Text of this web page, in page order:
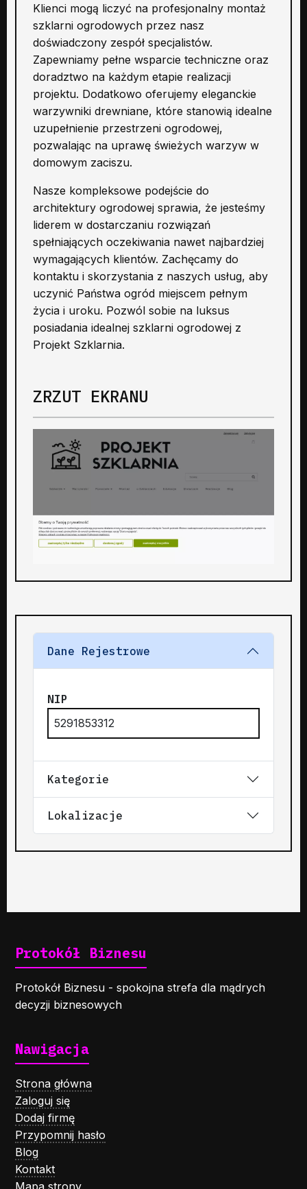
Klienci mogą liczyć na profesjonalny montaż
szklarni ogrodowych przez nasz
doświadczony zespół specjalistów.
Zapewniamy pełne wsparcie techniczne oraz
doradztwo na każdym etapie realizacji
projektu. Dodatkowo oferujemy eleganckie
warzywniki drewniane, które stanowią idealne
uzupełnienie przestrzeni ogrodowej,
pozwalając na uprawę świeżych warzyw w
domowym zaciszu.
Nasze kompleksowe podejście do
architektury ogrodowej sprawia, że jesteśmy
liderem w dostarczaniu rozwiązań
spełniających oczekiwania nawet najbardziej
wymagających klientów. Zachęcamy do
kontaktu i skorzystania z naszych usług, aby
uczynić Państwa ogród miejscem pełnym
życia i uroku. Pozwól sobie na luksus
posiadania idealnej szklarni ogrodowej z
Projekt Szklarnia.
ZRZUT EKRANU
Dane Rejestrowe
NIP
5291853312
Kategorie
Lokalizacje
Protokół Biznesu
Protokół Biznesu - spokojna strefa dla mądrych
decyzji biznesowych
Nawigacja
Strona główna
Zaloguj się
Dodaj firmę
Przypomnij hasło
Blog
Kontakt